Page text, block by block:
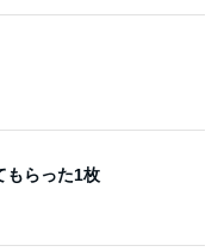
もらった1枚